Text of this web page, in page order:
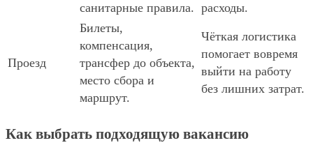
санитарные правила. расходы.
Проезд
Билеты,
компенсация,
трансфер до объекта,
место сбора и
маршрут.
Чёткая логистика
помогает вовремя
выйти на работу
без лишних затрат.
Как выбрать подходящую вакансию